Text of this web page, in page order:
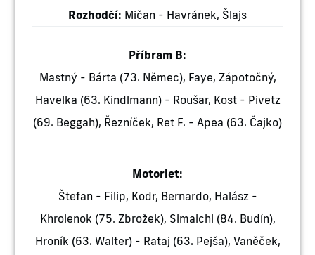
Rozhodčí: Mičan - Havránek, Šlajs
Příbram B:
Mastný - Bárta (73. Němec), Faye, Zápotočný,
Havelka (63. Kindlmann) - Roušar, Kost - Pivetz
(69. Beggah), Řezníček, Ret F. - Apea (63. Čajko)
Motorlet:
Štefan - Filip, Kodr, Bernardo, Halász -
Khrolenok (75. Zbrožek), Simaichl (84. Budín),
Hroník (63. Walter) - Rataj (63. Pejša), Vaněček,